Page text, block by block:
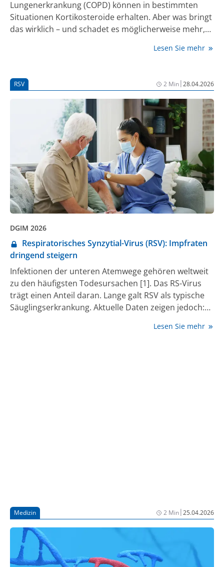
Lungenerkrankung (COPD) können in bestimmten
Situationen Kortikosteroide erhalten. Aber was bringt
das wirklich – und schadet es möglicherweise mehr,
auf dem diesjährigen Kongress der Deutschen
Lesen Sie mehr
RSV 2 Min|28.04.2026
DGIM 2026
Respiratorisches Synzytial-Virus (RSV): Impfraten
dringend steigern
Infektionen der unteren Atemwege gehören weltweit
zu den häufigsten Todesursachen [1]. Das RS-Virus
trägt einen Anteil daran. Lange galt RSV als typische
Säuglingserkrankung. Aktuelle Daten zeigen jedoch:
Verläufe zu entwickeln [2]. Für Hausarztpraxen
Lesen Sie mehr
Medizin 2 Min|25.04.2026